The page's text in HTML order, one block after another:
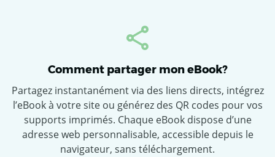
Comment partager mon eBook?
Partagez instantanément via des liens directs, intégrez
l’eBook à votre site ou générez des QR codes pour vos
supports imprimés. Chaque eBook dispose d’une
adresse web personnalisable, accessible depuis le
navigateur, sans téléchargement.